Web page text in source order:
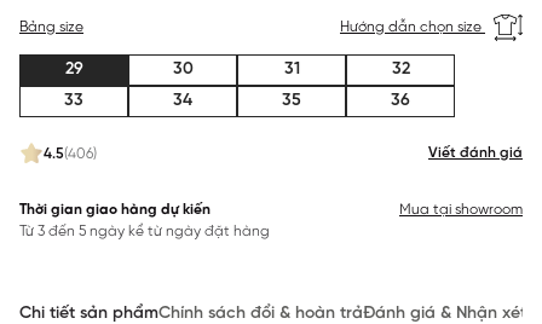
4.5(406) Viết đánh giá
Bảng size Hướng dẫn chọn size
29 30 31
32
33
34 35 36
Thời gian giao hàng dự kiến
Từ 3 đến 5 ngày kể từ ngày đặt hàng
Mua tại showroom
Chi tiết sản phẩmChính sách đổi & hoàn trảĐánh giá & Nhận xét